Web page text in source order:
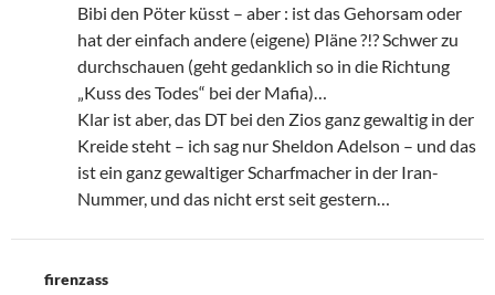
Bibi den Pöter küsst – aber : ist das Gehorsam oder
hat der einfach andere (eigene) Pläne ?!? Schwer zu
durchschauen (geht gedanklich so in die Richtung
„Kuss des Todes“ bei der Mafia)…
Klar ist aber, das DT bei den Zios ganz gewaltig in der
Kreide steht – ich sag nur Sheldon Adelson – und das
ist ein ganz gewaltiger Scharfmacher in der Iran-
Nummer, und das nicht erst seit gestern…
firenzass